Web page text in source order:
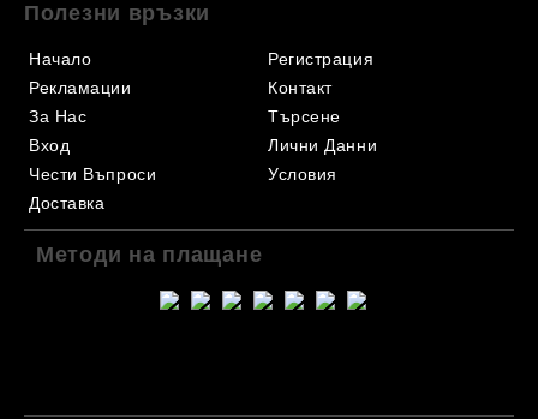
Полезни връзки
Начало
Рекламации
За Нас
Вход
Чести Въпроси
Регистрация
Контакт
Търсене
Лични Данни
Условия
Доставка
Методи на плащане